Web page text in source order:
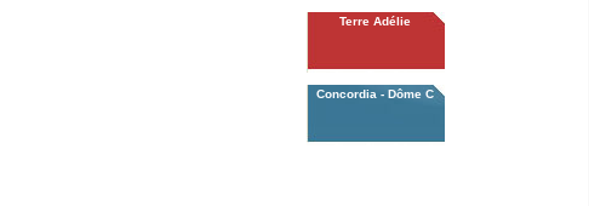
Terre Adélie
Concordia - Dôme C